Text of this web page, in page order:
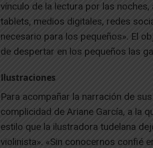
vínculo de la lectura por las
tablets, medios digitales, redes
necesario para los pequeños». El
de despertar en los pequeños las
Ilustraciones
Para acompañar la narración de
complicidad de Ariane García, a la
estilo que la ilustradora tudelana
violinista». «Sin conocernos confié